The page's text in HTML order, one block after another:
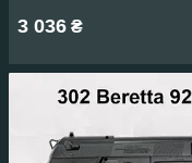
3 036 ₴